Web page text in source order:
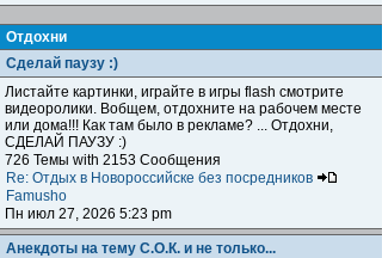
Отдохни
Сделай паузу :)
Листайте картинки, играйте в игры flash смотрите
видеоролики. Вобщем, отдохните на рабочем месте
или дома!!! Как там было в рекламе? ... Отдохни,
СДЕЛАЙ ПАУЗУ :)
726 Темы with 2153 Сообщения
Re: Отдых в Новороссийске без посредников
Famusho
Пн июл 27, 2026 5:23 pm
Анекдоты на тему С.О.К. и не только...